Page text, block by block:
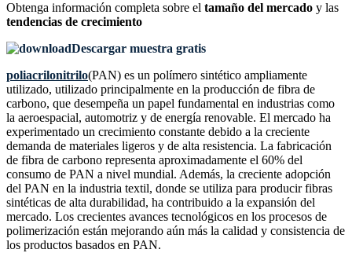
Obtenga información completa sobre el tamaño del mercado y las
tendencias de crecimiento
Descargar muestra gratis
poliacrilonitrilo(PAN) es un polímero sintético ampliamente
utilizado, utilizado principalmente en la producción de fibra de
carbono, que desempeña un papel fundamental en industrias como
la aeroespacial, automotriz y de energía renovable. El mercado ha
experimentado un crecimiento constante debido a la creciente
demanda de materiales ligeros y de alta resistencia. La fabricación
de fibra de carbono representa aproximadamente el 60% del
consumo de PAN a nivel mundial. Además, la creciente adopción
del PAN en la industria textil, donde se utiliza para producir fibras
sintéticas de alta durabilidad, ha contribuido a la expansión del
mercado. Los crecientes avances tecnológicos en los procesos de
polimerización están mejorando aún más la calidad y consistencia de
los productos basados ​​en PAN.